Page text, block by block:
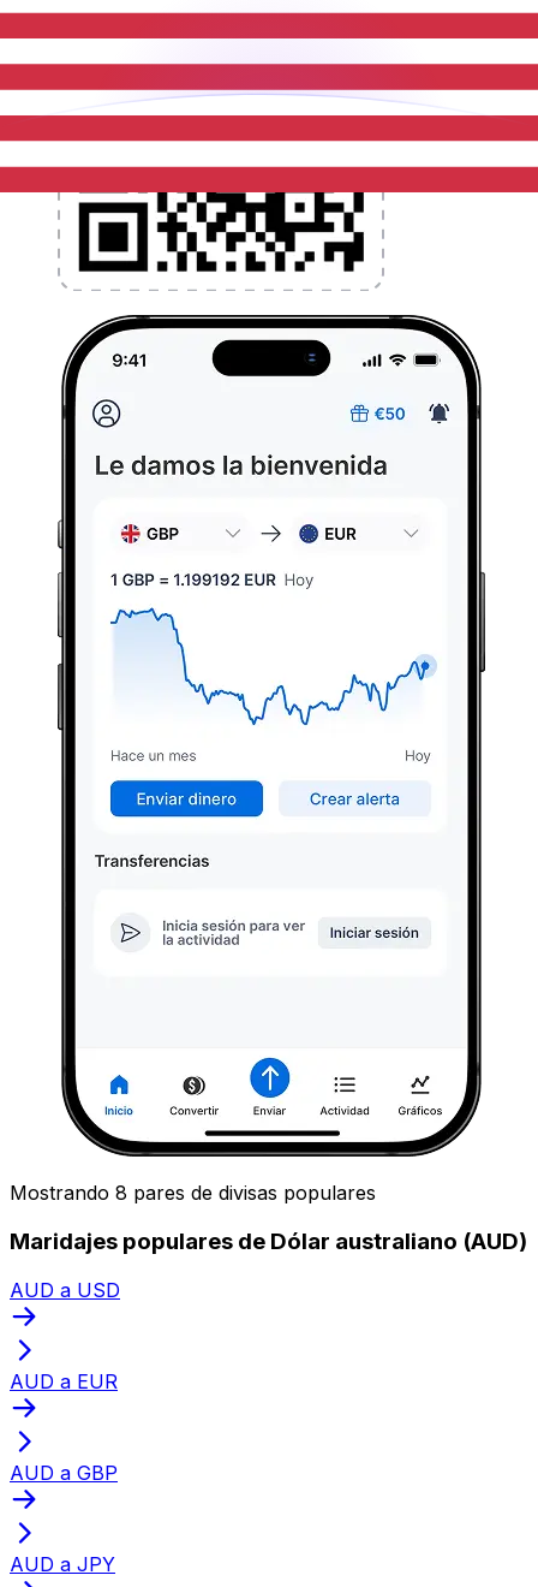
Mostrando 8 pares de divisas populares
Maridajes populares de Dólar australiano (AUD)
AUD a USD
AUD a EUR
AUD a GBP
AUD a JPY